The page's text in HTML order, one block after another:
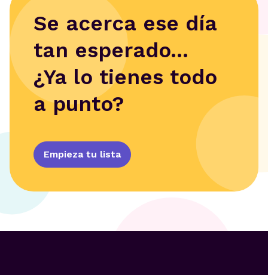
Se acerca ese día
tan esperado...
¿Ya lo tienes todo
a punto?
Empieza tu lista